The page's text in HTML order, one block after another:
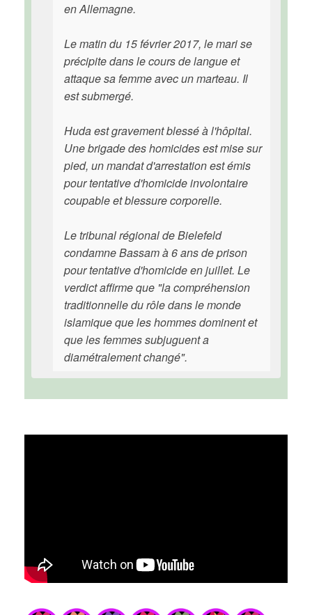
en Allemagne.
Le matin du 15 février 2017, le mari se
précipite dans le cours de langue et
attaque sa femme avec un marteau. Il
est submergé.
Huda est gravement blessé à l'hôpital.
Une brigade des homicides est mise sur
pied, un mandat d'arrestation est émis
pour tentative d'homicide involontaire
coupable et blessure corporelle.
Le tribunal régional de Bielefeld
condamne Bassam à 6 ans de prison
pour tentative d'homicide en juillet. Le
verdict affirme que "la compréhension
traditionnelle du rôle dans le monde
islamique que les hommes dominent et
que les femmes subjuguent a
diamétralement changé".